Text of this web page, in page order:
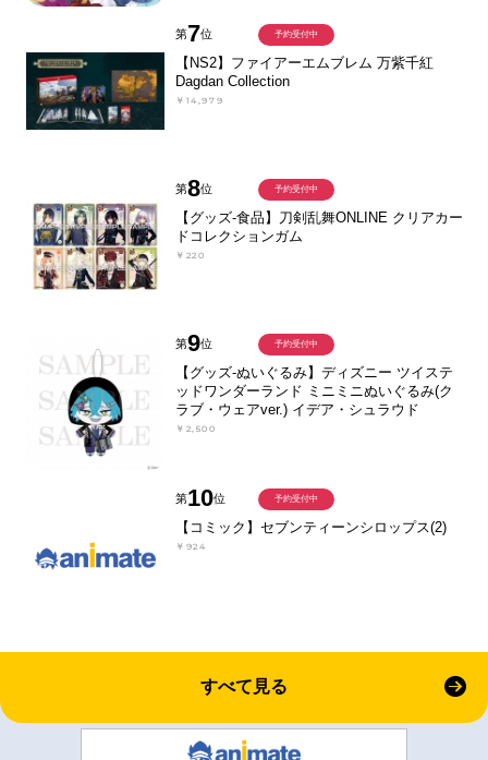
第7位
【NS2】ファイアーエムブレム 万紫千紅
Dagdan Collection
￥14,979
予約受付中
第8位
【グッズ-食品】刀剣乱舞ONLINE クリアカー
ドコレクションガム
￥220
予約受付中
第9位
【グッズ-ぬいぐるみ】ディズニー ツイステ
ッドワンダーランド ミニミニぬいぐるみ(ク
ラブ・ウェアver.) イデア・シュラウド
￥2,500
予約受付中
第10位
【コミック】セブンティーンシロップス(2)
￥924
予約受付中
すべて見る